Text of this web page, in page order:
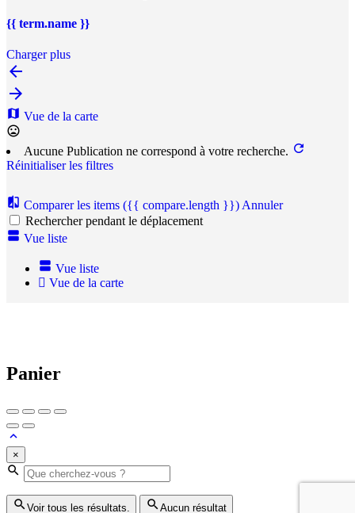
{{ term.name }}
Charger plus
Vue de la carte
Aucune Publication ne correspond à votre recherche.
Réinitialiser les filtres
Comparer les items ({{ compare.length }}) Annuler
Rechercher pendant le déplacement
Vue liste
Vue liste
Vue de la carte
Panier
×
Voir tous les résultats. Aucun résultat